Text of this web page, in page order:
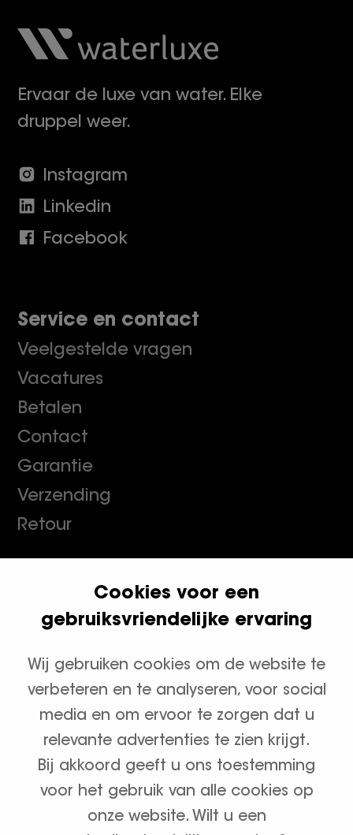
Ervaar de luxe van water. Elke
druppel weer.
Instagram
Linkedin
Facebook
Service en contact
Veelgestelde vragen
Vacatures
Betalen
Contact
Garantie
Verzending
Retour
Klanten geven ons een 9.8
Productcategorieën
Waterontharders
Zout en onderhoud
Cookies voor een
gebruiksvriendelijke ervaring
Wij gebruiken cookies om de website te
verbeteren en te analyseren, voor social
media en om ervoor te zorgen dat u
relevante advertenties te zien krijgt.
Bij akkoord geeft u ons toestemming
voor het gebruik van alle cookies op
onze website. Wilt u een